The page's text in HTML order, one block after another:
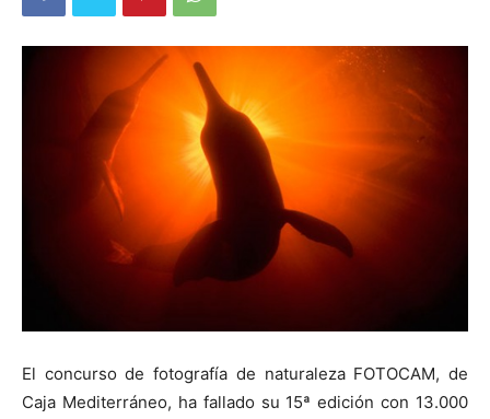
El concurso de fotografía de naturaleza FOTOCAM, de
Caja Mediterráneo, ha fallado su 15ª edición con 13.000